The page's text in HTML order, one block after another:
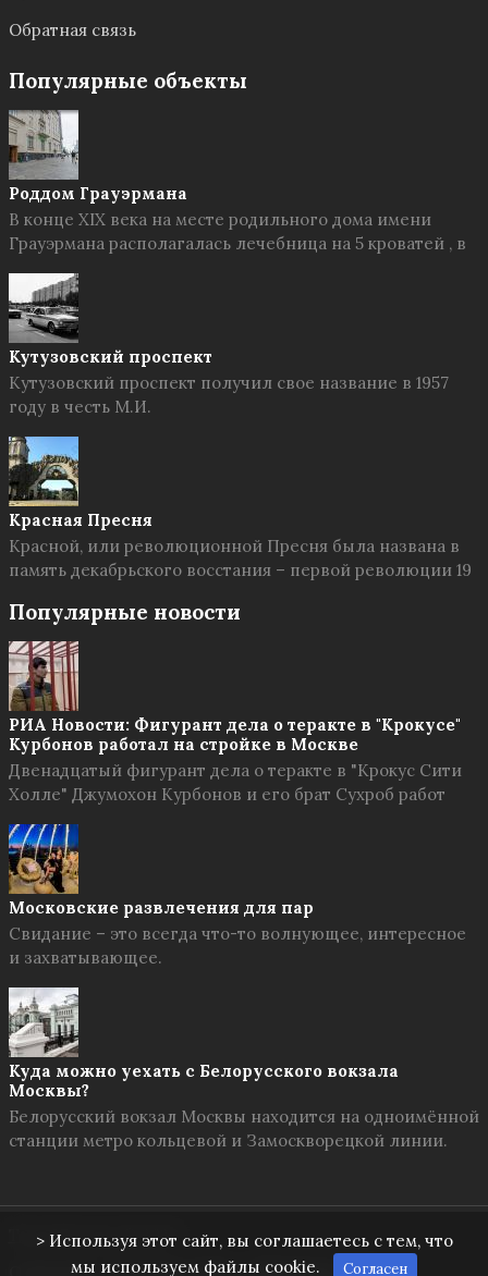
Обратная связь
Популярные объекты
Роддом Грауэрмана
В конце XIX века на месте родильного дома имени
Грауэрмана располагалась лечебница на 5 кроватей , в
Кутузовский проспект
Кутузовский проспект получил свое название в 1957
году в честь М.И.
Красная Пресня
Красной, или революционной Пресня была названа в
память декабрьского восстания – первой революции 19
Популярные новости
РИА Новости: Фигурант дела о теракте в "Крокусе"
Курбонов работал на стройке в Москве
Двенадцатый фигурант дела о теракте в "Крокус Сити
Холле" Джумохон Курбонов и его брат Сухроб работ
Московские развлечения для пар
Свидание – это всегда что-то волнующее, интересное
и захватывающее.
Куда можно уехать с Белорусского вокзала
Москвы?
Белорусский вокзал Москвы находится на одноимённой
станции метро кольцевой и Замоскворецкой линии.
Твоя Москва © 2026
> Используя этот сайт, вы соглашаетесь с тем, что
мы используем файлы cookie.
Согласен